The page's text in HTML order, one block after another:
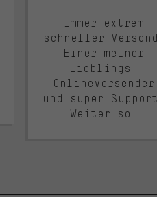
Immer extrem
schneller
Einer meiner
Lieblings-
Onlineversender
und super
Weiter so!